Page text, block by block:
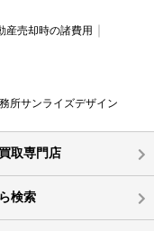
産売却時の諸費用
所サンライズデザイン
取専門店
検索